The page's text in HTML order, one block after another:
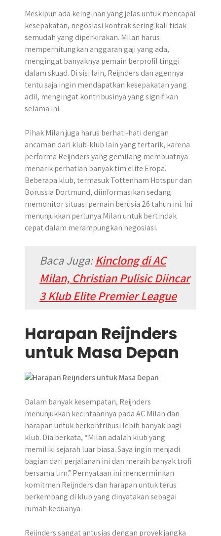
Meskipun ada keinginan yang jelas untuk mencapai
kesepakatan, negosiasi kontrak sering kali tidak
semudah yang diperkirakan. Milan harus
memperhitungkan anggaran gaji yang ada,
mengingat banyaknya pemain berprofil tinggi
dalam skuad. Di sisi lain, Reijnders dan agennya
tentu saja ingin mendapatkan kesepakatan yang
adil, mengingat kontribusinya yang signifikan
selama ini.
Pihak Milan juga harus berhati-hati dengan
ancaman dari klub-klub lain yang tertarik, karena
performa Reijnders yang gemilang membuatnya
menarik perhatian banyak tim elite Eropa.
Beberapa klub, termasuk Tottenham Hotspur dan
Borussia Dortmund, diinformasikan sedang
memonitor situasi pemain berusia 26 tahun ini. Ini
menunjukkan perlunya Milan untuk bertindak
cepat dalam merampungkan negosiasi.
Baca Juga:Kinclong di AC
Milan, Christian Pulisic Diincar
3 Klub Elite Premier League
Harapan Reijnders
untuk Masa Depan
Dalam banyak kesempatan, Reijnders
menunjukkan kecintaannya pada AC Milan dan
harapan untuk berkontribusi lebih banyak bagi
klub. Dia berkata, “Milan adalah klub yang
memiliki sejarah luar biasa. Saya ingin menjadi
bagian dari perjalanan ini dan meraih banyak trofi
bersama tim.” Pernyataan ini mencerminkan
komitmen Reijnders dan harapan untuk terus
berkembang di klub yang dinyatakan sebagai
rumah keduanya.
Reijnders sangat antusias dengan proyek jangka